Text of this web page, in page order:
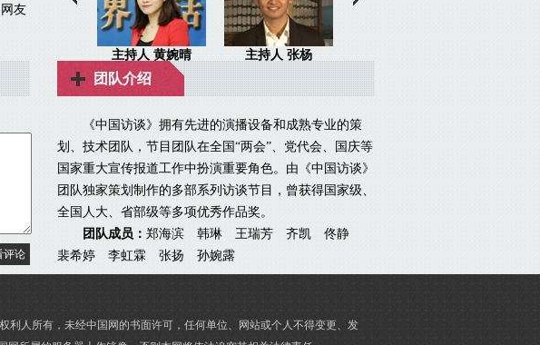
团队介绍
《中国访谈》拥有先进的演播设备和成熟专业的策
划、技术团队，节目团队在全国“两会”、党代会、国庆等
国家重大宣传报道工作中扮演重要角色。由《中国访谈》
团队独家策划制作的多部系列访谈节目，曾获得国家级、
全国人大、省部级等多项优秀作品奖。
团队成员： 郑海滨 韩琳 王瑞芳 齐凯 佟静
裴希婷 李虹霖 张扬 孙婉露
利人所有，未经中国网的书面许可，任何单位、网站或个人不得变更、发